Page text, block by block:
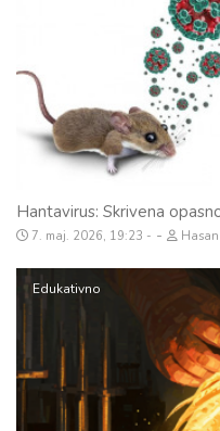
Hantavirus: Skrivena
7. maj. 2026, 19:23 - Hasan
Edukativno